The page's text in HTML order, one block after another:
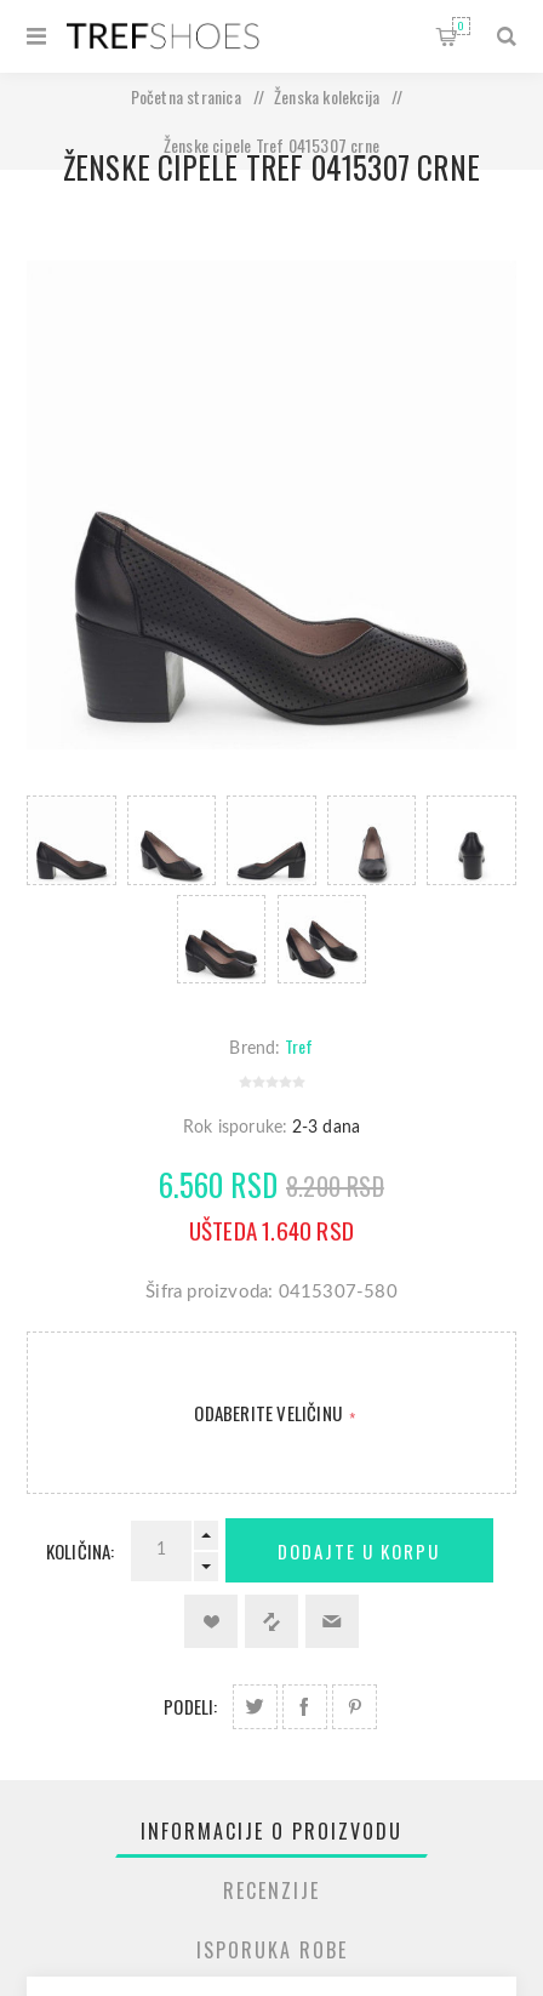
0
Početna stranica / Ženska kolekcija
/
Ženske cipele Tref 0415307 crne
ŽENSKE CIPELE TREF 0415307 CRNE
Brend: Tref
Rok isporuke: 2-3 dana
6.560 RSD 8.200 RSD
UŠTEDA 1.640 RSD
Šifra proizvoda: 0415307-580
ODABERITE VELIČINU *
KOLIČINA:
PODELI:
INFORMACIJE O PROIZVODU
RECENZIJE
ISPORUKA ROBE